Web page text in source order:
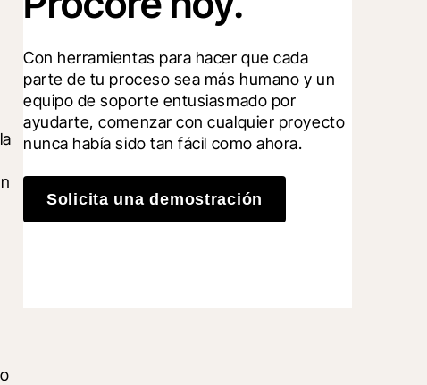
Con herramientas para hacer que cada
parte de tu proceso sea más humano y un
equipo de soporte entusiasmado por
ayudarte, comenzar con cualquier proyecto
nunca había sido tan fácil como ahora.
Solicita una demostración